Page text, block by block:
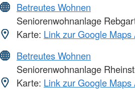
Betreutes Wohnen
Seniorenwohnanlage
Karte: Link zur Google Maps
Betreutes Wohnen
Seniorenwohnanlage
Karte: Link zur Google Maps